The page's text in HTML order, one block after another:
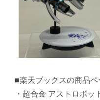
■楽天ブックスの商品ペ
・超合金 アストロボッ